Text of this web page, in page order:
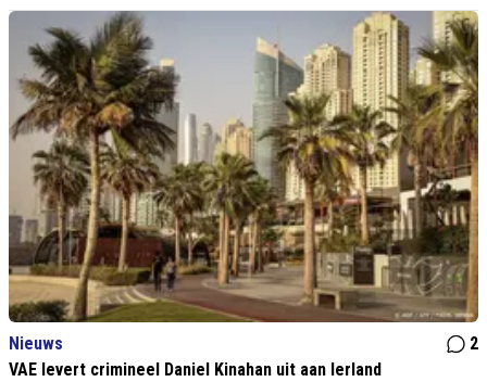
Nieuws
2
VAE levert crimineel Daniel Kinahan uit aan Ierland